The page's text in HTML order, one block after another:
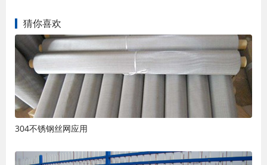
猜你喜欢
304不锈钢丝网应用